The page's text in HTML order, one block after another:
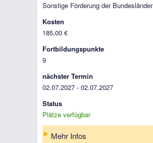
Sonstige Förderung der Bundesländer
Kosten
185,00 €
Fortbildungspunkte
9
nächster Termin
02.07.2027 - 02.07.2027
Status
Plätze verfügbar
Mehr Infos